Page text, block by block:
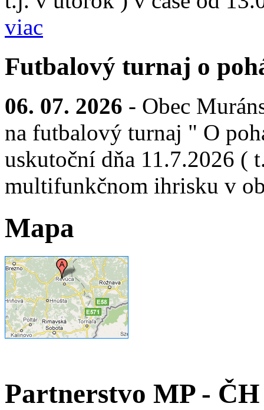
viac
Futbalový turnaj o
06. 07. 2026 - Obec
na futbalový turnaj " O
uskutoční dňa 11.7.2026 (
multifunkčnom ihrisku v
Mapa
Partnerstvo MP - ČH